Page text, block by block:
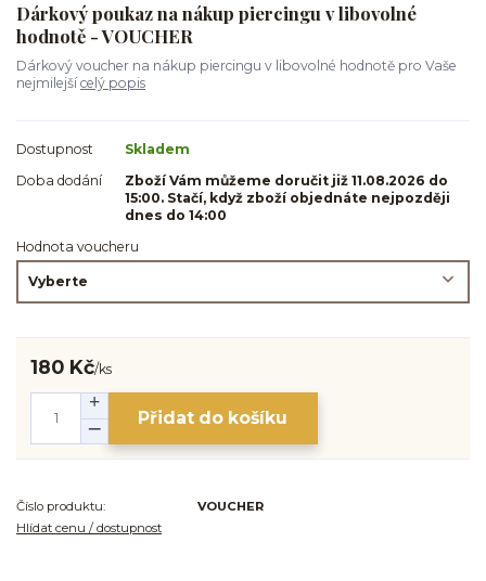
Dárkový poukaz na nákup piercingu v libovolné
hodnotě - VOUCHER
Dárkový voucher na nákup piercingu v libovolné hodnotě pro Vaše
nejmilejší celý popis
Dostupnost
Skladem
Doba dodání
Zboží Vám můžeme doručit již 11.08.2026 do
15:00. Stačí, když zboží objednáte nejpozději
dnes do 14:00
Hodnota voucheru
180 Kč/ks
Přidat do košíku
Číslo produktu:
VOUCHER
Hlídat cenu / dostupnost